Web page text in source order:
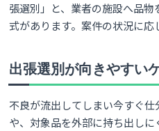
張選別」と、業者の施設へ品
式があります。案件の状況に応
出張選別が向きやすい
不良が流出してしまい今すぐ
や、対象品を外部に持ち出し